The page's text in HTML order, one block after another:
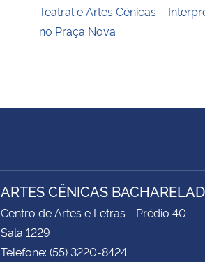
Teatral e Artes Cênicas –
no Praça Nova
ARTES CÊNICAS
Centro de Artes e Letras - Prédio 40
Sala 1229
Telefone: (55) 3220-8424